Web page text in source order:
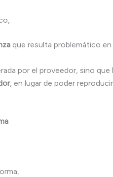
que resulta problemático en
por el proveedor, sino que
, en lugar de poder